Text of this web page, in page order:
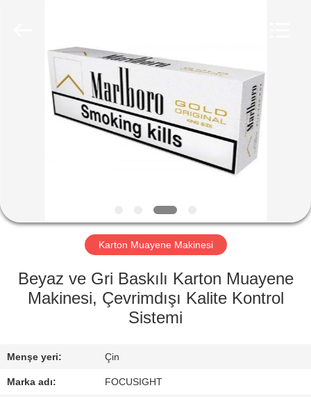
ÜRÜN:%
:
INVALID_FETCH
GETIP()
ERROR
TURU
Karton Muayene Makinesi
Beyaz ve Gri Baskılı Karton Muayene
Makinesi, Çevrimdışı Kalite Kontrol
Sistemi
Menşe yeri: Çin
Marka adı: FOCUSIGHT